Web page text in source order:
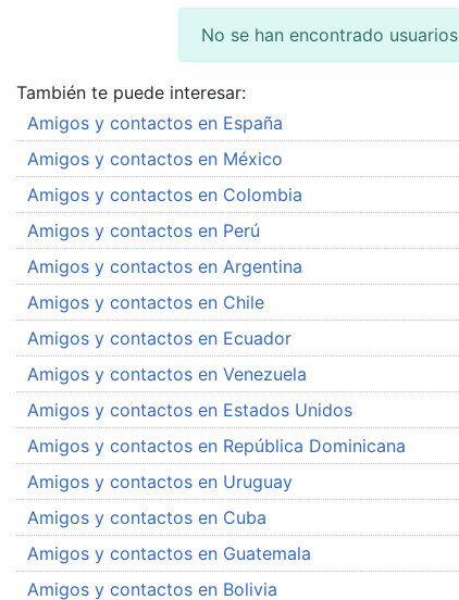
No se han encontrado usuarios
También te puede interesar:
Amigos y contactos en España
Amigos y contactos en México
Amigos y contactos en Colombia
Amigos y contactos en Perú
Amigos y contactos en Argentina
Amigos y contactos en Chile
Amigos y contactos en Ecuador
Amigos y contactos en Venezuela
Amigos y contactos en Estados Unidos
Amigos y contactos en República Dominicana
Amigos y contactos en Uruguay
Amigos y contactos en Cuba
Amigos y contactos en Guatemala
Amigos y contactos en Bolivia